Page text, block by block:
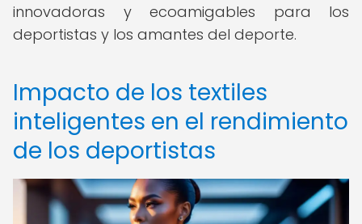
innovadoras y ecoamigables para los
deportistas y los amantes del deporte.
Impacto de los textiles
inteligentes en el rendimiento
de los deportistas